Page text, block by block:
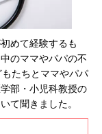
めて経験するも
のママやパパの不
たちとママやパパ
部・小児科教授の
て聞きました。